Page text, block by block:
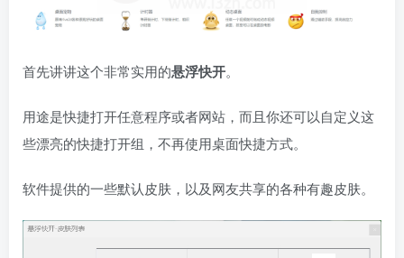
首先讲讲这个非常实用的悬浮快开。
用途是快捷打开任意程序或者网站，而且你还可以自定义这
些漂亮的快捷打开组，不再使用桌面快捷方式。
软件提供的一些默认皮肤，以及网友共享的各种有趣皮肤。